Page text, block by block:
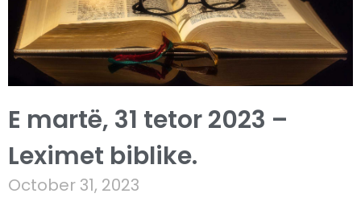
E martë, 31 tetor 2023 –
Leximet biblike.
October 31, 2023